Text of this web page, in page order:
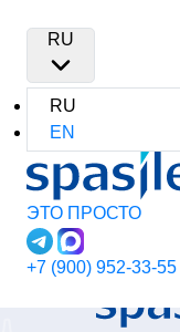
RU
RU
EN
ЭТО ПРОСТО
+7 (900) 952-33-55